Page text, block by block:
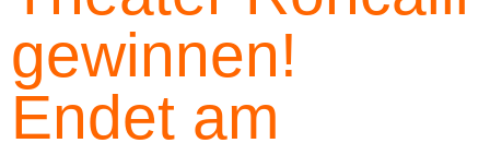
gewinnen!
Endet am